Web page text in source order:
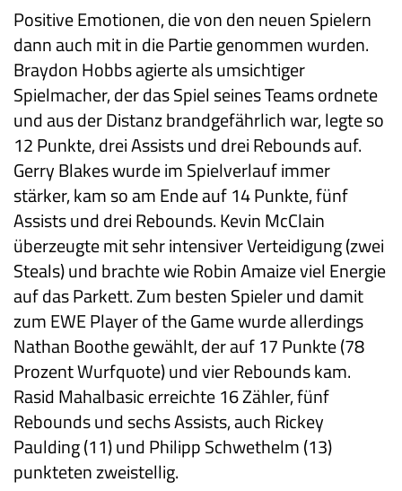
Positive Emotionen, die von den neuen Spielern
dann auch mit in die Partie genommen wurden.
Braydon Hobbs agierte als umsichtiger
Spielmacher, der das Spiel seines Teams ordnete
und aus der Distanz brandgefährlich war, legte so
12 Punkte, drei Assists und drei Rebounds auf.
Gerry Blakes wurde im Spielverlauf immer
stärker, kam so am Ende auf 14 Punkte, fünf
Assists und drei Rebounds. Kevin McClain
überzeugte mit sehr intensiver Verteidigung (zwei
Steals) und brachte wie Robin Amaize viel Energie
auf das Parkett. Zum besten Spieler und damit
zum EWE Player of the Game wurde allerdings
Nathan Boothe gewählt, der auf 17 Punkte (78
Prozent Wurfquote) und vier Rebounds kam.
Rasid Mahalbasic erreichte 16 Zähler, fünf
Rebounds und sechs Assists, auch Rickey
Paulding (11) und Philipp Schwethelm (13)
punkteten zweistellig.